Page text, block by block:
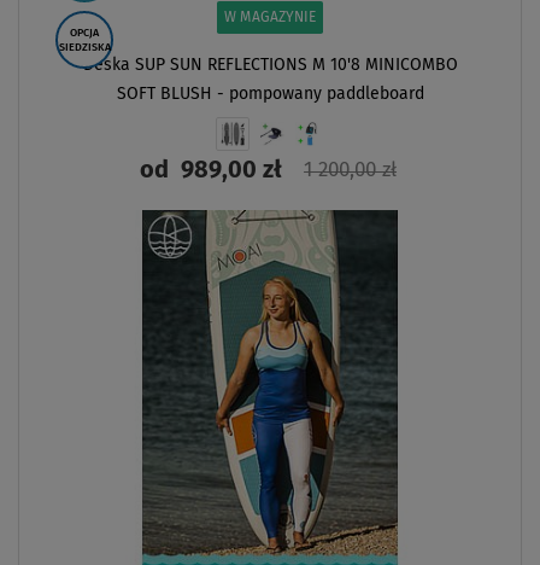
OPCJA
SIEDZISKA
W MAGAZYNIE
Deska SUP SUN REFLECTIONS M 10'8 MINICOMBO
SOFT BLUSH - pompowany paddleboard
od 989,00 zł 1 200,00 zł
ZOBACZ